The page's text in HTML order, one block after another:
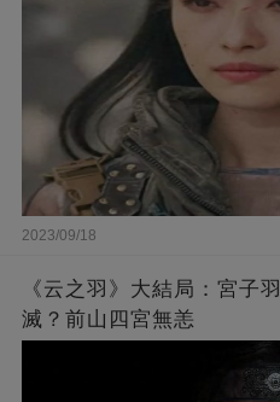
2023/09/18
《云之羽》大結局：宮子
滅？前山四宮無恙